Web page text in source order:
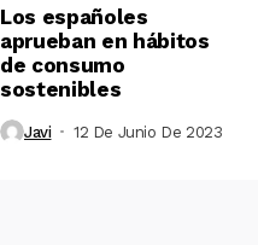
Los españoles
aprueban en hábitos
de consumo
sostenibles
Javi 12 De Junio De 2023